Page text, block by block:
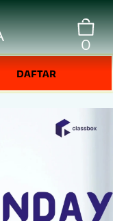
0
DAFTAR